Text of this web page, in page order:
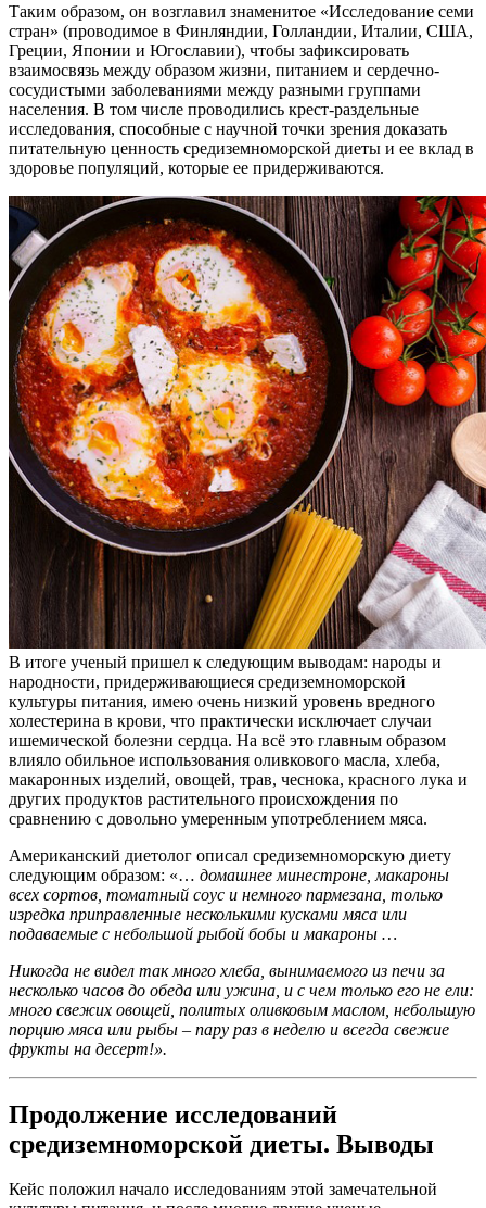
Таким образом, он возглавил знаменитое «Исследование семи
стран» (проводимое в Финляндии, Голландии, Италии, США,
Греции, Японии и Югославии), чтобы зафиксировать
взаимосвязь между образом жизни, питанием и сердечно-
сосудистыми заболеваниями между разными группами
населения. В том числе проводились крест-раздельные
исследования, способные с научной точки зрения доказать
питательную ценность средиземноморской диеты и ее вклад в
здоровье популяций, которые ее придерживаются.
В итоге ученый пришел к следующим выводам: народы и
народности, придерживающиеся средиземноморской
культуры питания, имею очень низкий уровень вредного
холестерина в крови, что практически исключает случаи
ишемической болезни сердца. На всё это главным образом
влияло обильное использования оливкового масла, хлеба,
макаронных изделий, овощей, трав, чеснока, красного лука и
других продуктов растительного происхождения по
сравнению с довольно умеренным употреблением мяса.
Американский диетолог описал средиземноморскую диету
следующим образом: «… домашнее минестроне, макароны
всех сортов, томатный соус и немного пармезана, только
изредка приправленные несколькими кусками мяса или
подаваемые с небольшой рыбой бобы и макароны …
Никогда не видел так много хлеба, вынимаемого из печи за
несколько часов до обеда или ужина, и с чем только его не ели:
много свежих овощей, политых оливковым маслом, небольшую
порцию мяса или рыбы – пару раз в неделю и всегда свежие
фрукты на десерт!».
Продолжение исследований
средиземноморской диеты. Выводы
Кейс положил начало исследованиям этой замечательной